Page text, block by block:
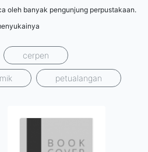
oleh banyak pengunjung perpustakaan.
cerpen
petualangan